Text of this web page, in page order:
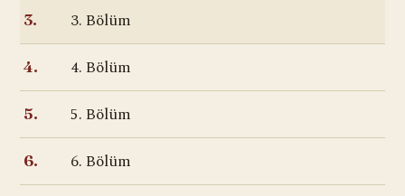
3. 3. Bölüm
4. 4. Bölüm
5. 5. Bölüm
6. 6. Bölüm